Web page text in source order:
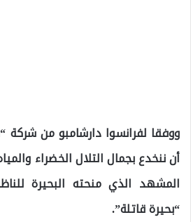
ووفقا لفرانسوا دارشامبو من شركة
أن ننخدع بجمال التلال الخضراء
المشهد الذي منحته البحيرة
“بحيرة قاتلة”.